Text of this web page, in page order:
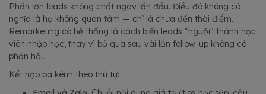
Phần lớn leads không chốt ngay lần đầu. Điều đó không có
nghĩa là họ không quan tâm — chỉ là chưa đến thời điểm.
Remarketing có hệ thống là cách biến leads "nguội" thành học
viên nhập học, thay vì bỏ qua sau vài lần follow-up không có
phản hồi.
Kết hợp ba kênh theo thứ tự: